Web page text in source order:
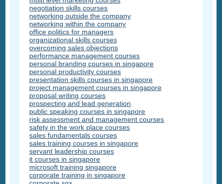
negotiation skills courses
networking outside the company
networking within the company
office politics for managers
organizational skills courses
overcoming sales objections
performance management courses
personal branding courses in singapore
personal productivity courses
presentation skills courses in singapore
project management courses in singapore
proposal writing courses
prospecting and lead generation
public speaking courses in singapore
risk assessment and management courses
safety in the work place courses
sales fundamentals courses
sales training courses in singapore
servant leadership courses
it courses in singapore
microsoft training singapore
corporate training in singapore